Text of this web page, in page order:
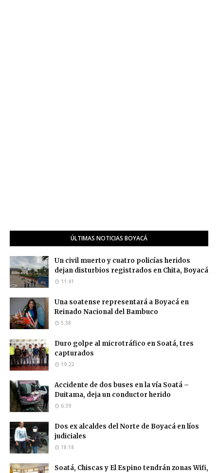
ÚLTIMAS NOTICIAS BOYACÁ
Un civil muerto y cuatro policías heridos
dejan disturbios registrados en Chita, Boyacá
11:41
Una soatense representará a Boyacá en
Reinado Nacional del Bambuco
5:38
Duro golpe al microtráfico en Soatá, tres
capturados
19:22
Accidente de dos buses en la vía Soatá –
Duitama, deja un conductor herido
6:39
Dos ex alcaldes del Norte de Boyacá en líos
judiciales
18:18
Soatá, Chiscas y El Espino tendrán zonas Wifi,